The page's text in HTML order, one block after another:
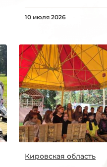
10 июля 2026
Кировская область